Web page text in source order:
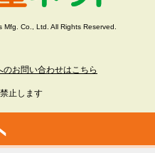
Co., Ltd. All Rights Reserved.
お問い合わせはこちら
止します